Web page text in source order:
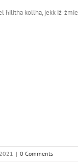
ħilitha kollha, jekk iż-
| 0 Comments